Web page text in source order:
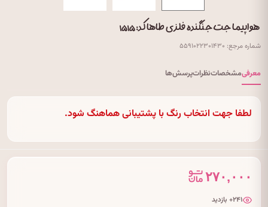
هواپیما جت جنگنده فلزی طاها کد: ۱۵۱۵
شماره مرجع: ۵۵۹۱۰۲۲۳۰۱۴۳۰
معرفیمشخصاتنظراتپرسش‌ها
لطفا جهت انتخاب رنگ با پشتیبانی هماهنگ شود.
۲۷۰,۰۰۰
۲۴۱+ بازدید